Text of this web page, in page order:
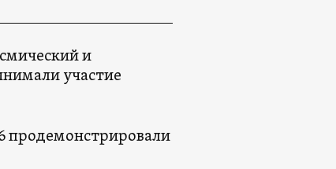
и
участие
продемонстрировали